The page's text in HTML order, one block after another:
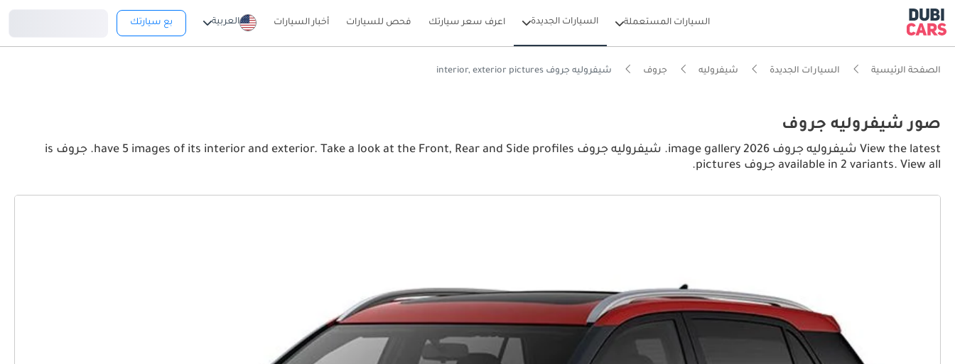
السيارات المستعملة السيارات الجديدة اعرف سعر سيارتك فحص للسيارات أخبار السيارات العربية بع سيارتك
الصفحة الرئيسية السيارات الجديدة شيفروليه جروف شيفروليه جروف interior, exterior pictures
صور شيفروليه جروف
View the latest شيفروليه جروف 2026 image gallery. شيفروليه جروف have 5 images of its interior and exterior. Take a look at the Front, Rear and Side profiles. جروف is
available in 2 variants. View all جروف pictures.